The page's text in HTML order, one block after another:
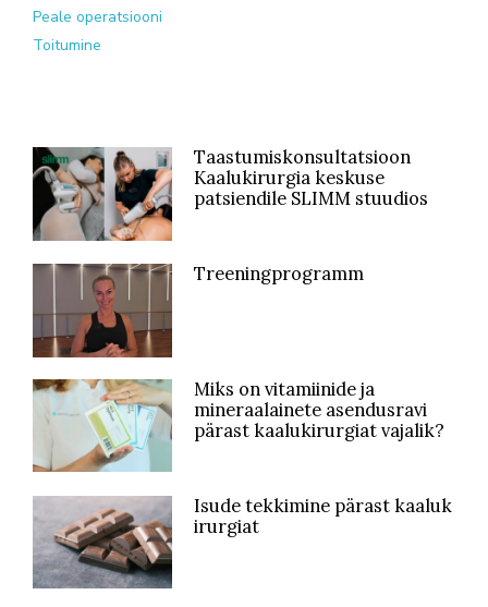
Peale operatsiooni
Toitumine
Taastumiskonsultatsioon
Kaalukirurgia keskuse
patsiendile SLIMM stuudios
Treeningprogramm
Miks on vitamiinide ja
mineraalainete asendusravi
pärast kaalukirurgiat vajalik?
Isude tekkimine pärast kaaluk
irurgiat